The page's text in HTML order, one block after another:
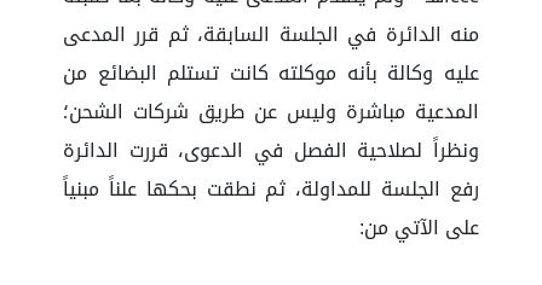
منه الدائرة في الجلسة السابقة، ثم قرر المدعى
عليه وكالة بأنه موكلته كانت تستلم البضائع من
المدعية مباشرة وليس عن طريق شركات الشحن؛
ونظراً لصلاحية الفصل في الدعوى، قررت الدائرة
رفع الجلسة للمداولة، ثم نطقت بحكها علناً مبنياً
على الآتي من: